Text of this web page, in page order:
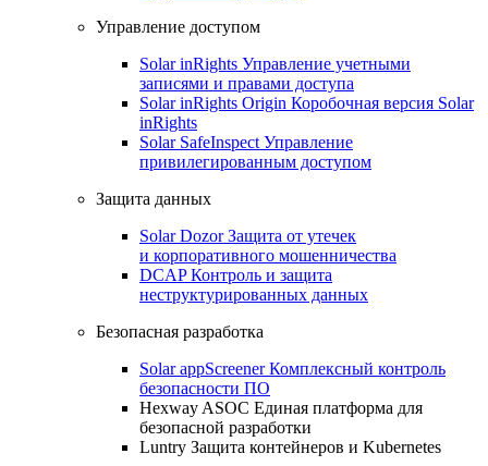
Управление доступом
Solar inRights Управление учетными
записями и правами доступа
Solar inRights Origin Коробочная версия Solar
inRights
Solar SafeInspect Управление
привилегированным доступом
Защита данных
Solar DozorЗащита от утечек
и корпоративного мошенничества
DCAPКонтроль и защита
неструктурированных данных
Безопасная разработка
Solar appScreenerКомплексный контроль
безопасности ПО
Hexway ASOC Единая платформа для
безопасной разработки
Luntry Защита контейнеров и Kubernetes